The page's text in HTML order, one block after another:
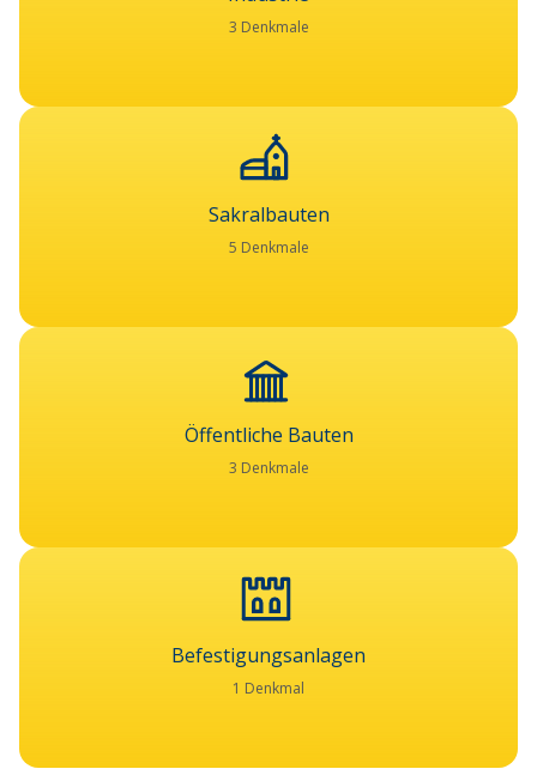
3 Denkmale
Sakralbauten
5 Denkmale
Öffentliche Bauten
3 Denkmale
Befestigungsanlagen
1 Denkmal